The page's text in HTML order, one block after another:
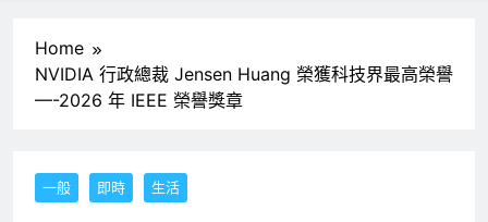
Home
NVIDIA 行政總裁 Jensen Huang 榮獲科技界最高榮譽
—-2026 年 IEEE 榮譽獎章
一般 即時 生活